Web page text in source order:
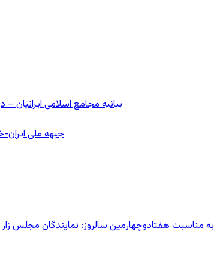
بیانیه مجامع اسلامی
جبهه ملی
به مناسبت هفتادوچهارمین سالروز: نمایندگان مجلس زار می‌زدند/ تهران در آتش؛ ۳۰